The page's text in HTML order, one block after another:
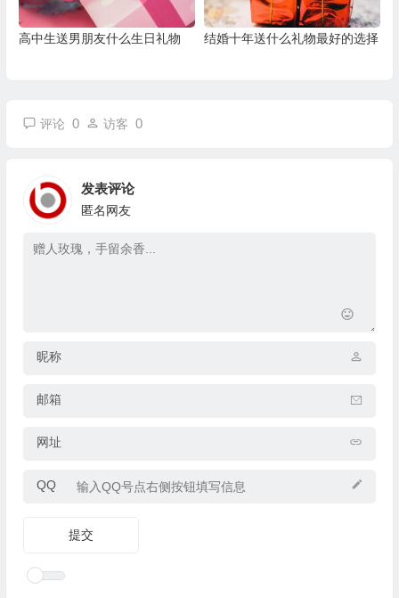
高中生送男朋友什么生日礼物 结婚十年送什么礼物最好的选择
评论 0 访客 0
发表评论
匿名网友
昵称
邮箱
网址
QQ